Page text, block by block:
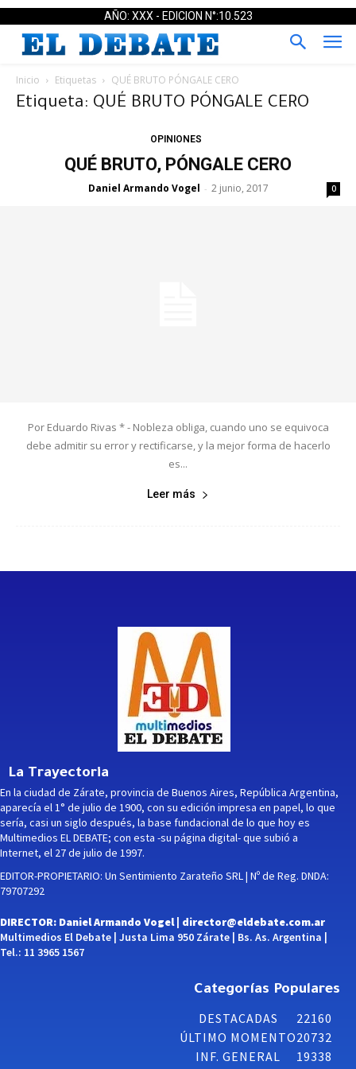
AÑO: XXX - EDICION N°:10.523
Inicio Etiquetas QUÉ BRUTO PÓNGALE CERO
Etiqueta: QUÉ BRUTO PÓNGALE CERO
OPINIONES
QUÉ BRUTO, PÓNGALE CERO
Daniel Armando Vogel - 2 junio, 2017 0
Por Eduardo Rivas * - Nobleza obliga, cuando uno se equivoca
debe admitir su error y rectificarse, y la mejor forma de hacerlo
es...
Leer más
La Trayectoria
En la ciudad de Zárate, provincia de Buenos Aires, República Argentina,
aparecía el 1° de julio de 1900, con su edición impresa en papel, lo que
sería, casi un siglo después, la base fundacional de lo que hoy es
Multimedios EL DEBATE; con esta -su página digital- que subió a
Internet, el 27 de julio de 1997.
EDITOR-PROPIETARIO: Un Sentimiento Zarateño SRL | Nº de Reg. DNDA:
79707292
DIRECTOR: Daniel Armando Vogel | director@eldebate.com.ar
Multimedios El Debate | Justa Lima 950 Zárate | Bs. As. Argentina |
Tel.: 11 3965 1567
Categorías Populares
DESTACADAS
22160
ÚLTIMO MOMENTO20732
INF. GENERAL
19338